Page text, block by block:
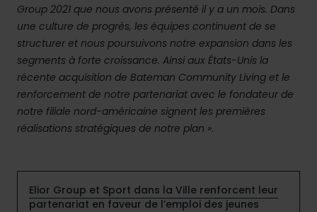
Group 2021 que nous avons présenté il y a un mois. Dans
une culture de progrès, les équipes continuent de se
structurer et nous poursuivons notre expansion dans les
segments à forte croissance. Ainsi aux États-Unis la
récente acquisition de Bateman Community Living et le
renforcement de notre partenariat avec le fondateur de
notre filiale nord-américaine signent les premières
réalisations stratégiques de notre plan ».
Elior Group et Sport dans la Ville renforcent leur
partenariat en faveur de l’emploi des jeunes